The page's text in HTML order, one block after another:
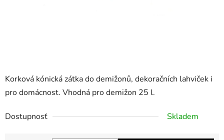
Korková kónická zátka do demižonů, dekoračních lahviček i
pro domácnost. Vhodná pro demižon 25 l.
Dostupnosť Skladem